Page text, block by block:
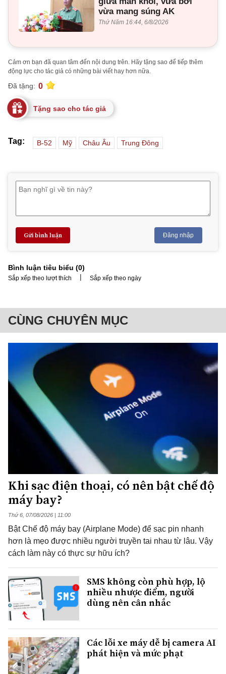
vừa mang súng AK
Thứ Năm 16:44, 6/8/2026
Cảm ơn bạn đã quan tâm đến nội dung trên. Hãy tặng sao để tiếp thêm
động lực cho tác giả có những bài viết hay hơn nữa.
Đã tặng: 0
Tặng sao cho tác giả
Tag: B-52 Mỹ Châu Âu Trung Đông
Gửi bình luận Đăng nhập
Bình luận tiêu biểu (0)
Sắp xếp theo lượt thích | Sắp xếp theo ngày
CÙNG CHUYÊN MỤC
Khi sạc điện thoại, có nên bật chế độ
máy bay?
Thứ 6, 07/08/2026 | 11:00
Bật Chế độ máy bay (Airplane Mode) để sạc pin nhanh
hơn là mẹo được nhiều người truyền tai nhau từ lâu. Vậy
cách làm này có thực sự hữu ích?
SMS không còn phù hợp, lộ
nhiều nhược điểm, người
dùng nên cân nhắc
Các lỗi xe máy dễ bị camera AI
phát hiện và mức phạt